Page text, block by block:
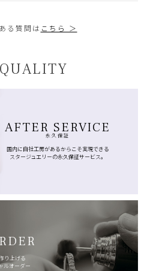
る質問は こちら ＞
AFTER SERVICE
永久保証
国内に自社工房があるからこそ実現できる
スタージュエリーの永久保証サービス。
り上げる
ルオーダー